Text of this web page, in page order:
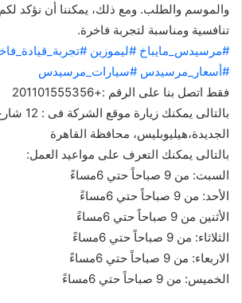
والموسم والطلب. ومع ذلك، يمكننا أن نؤكد
تنافسية ومناسبة لتجربة فاخرة.
#مرسيدس_مايباخ #ليموزين
#أسعار_مرسيدس #سيارات_مرسيدس
فقط اتصل بنا على الرقم :+201101555356
بالتالى
الجديدة،هيليوبليس، محافظة القاهرة‬
بالتالى يمكنك التعرف على مواعيد العمل:
السبت: من 9 صباحاً حتي 6مساءً
الأحد: من 9 صباحاً حتي 6مساءً
الأثنين من 9 صباحاً حتي 6مساءً
الثلاثاء: من 9 صباحاً حتي 6مساءً
الاربعاء: من 9 صباحاً حتي 6مساءً
الخميس: من 9 صباحاً حتي 6مساءً